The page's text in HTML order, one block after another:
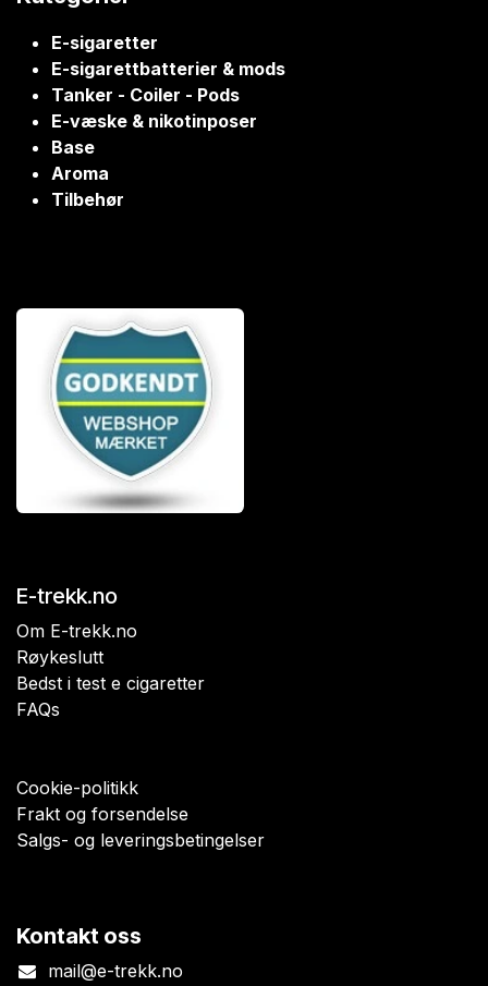
E-sigaretter
E-sigarettbatterier & mods
Tanker - Coiler - Pods
E-væske & nikotinposer
Base
Aroma
Tilbehør
E-trekk.no
Om E-trekk.no
Røykeslutt
Bedst i test e cigaretter
FAQs
Cookie-politikk
Frakt og forsendelse
Salgs- og leveringsbetingelser
Kontakt oss
mail@e-trekk.no